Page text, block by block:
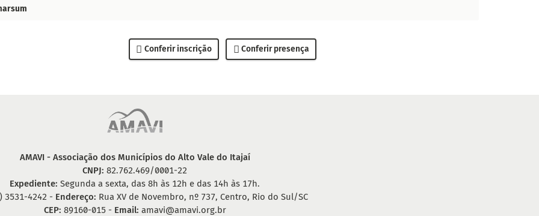
Conferir inscrição Conferir presença
AMAVI - Associação dos Municípios do Alto Vale do Itajaí
CNPJ: 82.762.469/0001-22
Expediente: Segunda a sexta, das 8h às 12h e das 14h às 17h.
3531-4242 - Endereço: Rua XV de Novembro, nº 737, Centro, Rio do Sul/SC
CEP: 89160-015 - Email: amavi@amavi.org.br